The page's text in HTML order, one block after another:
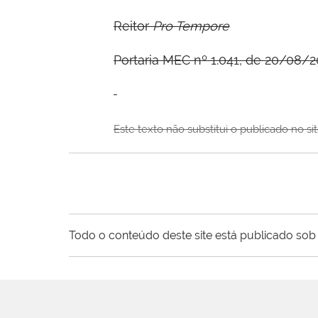
ReitorPro Tempore
Portaria MEC nº 1.041, de 20/08/
Este texto não substitui o publicado no
Todo o conteúdo deste site está publicado sob